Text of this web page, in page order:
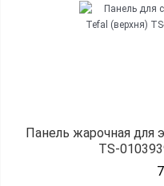
Панель жарочная для
TS-